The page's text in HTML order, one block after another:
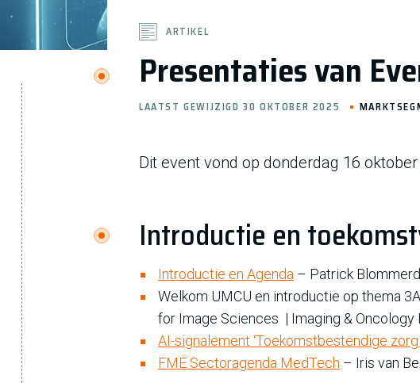
Presentaties van
ARTIKEL
LAATST GEWIJZIGD 30 OKTOBER 2025
Dit event vond op donderdag 16
Introductie en
Introductie en Agenda – Patrick
Welkom UMCU en introductie op thema
for Image Sciences | Imaging & Oncology
AI-signalement ‘Toekomstbestendige
FME Sectoragenda MedTech – Iris van